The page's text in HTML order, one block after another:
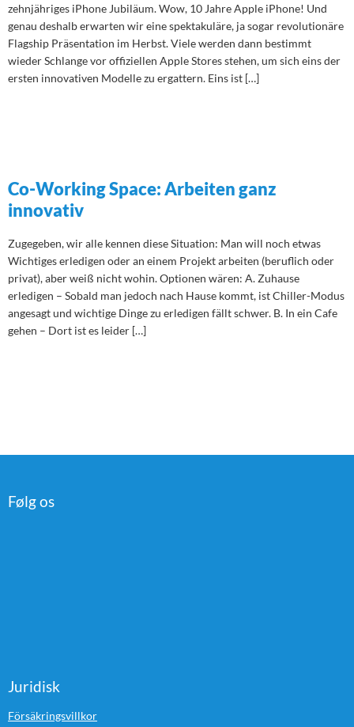
zehnjähriges iPhone Jubiläum. Wow, 10 Jahre Apple iPhone! Und
genau deshalb erwarten wir eine spektakuläre, ja sogar revolutionäre
Flagship Präsentation im Herbst. Viele werden dann bestimmt
wieder Schlange vor offiziellen Apple Stores stehen, um sich eins der
ersten innovativen Modelle zu ergattern. Eins ist […]
Co-Working Space: Arbeiten ganz
innovativ
Zugegeben, wir alle kennen diese Situation: Man will noch etwas
Wichtiges erledigen oder an einem Projekt arbeiten (beruflich oder
privat), aber weiß nicht wohin. Optionen wären: A. Zuhause
erledigen – Sobald man jedoch nach Hause kommt, ist Chiller-Modus
angesagt und wichtige Dinge zu erledigen fällt schwer. B. In ein Cafe
gehen – Dort ist es leider […]
Følg os
Juridisk
Försäkringsvillkor